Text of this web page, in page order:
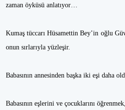
zaman öyküsü anlatıyor…
Kumaş tüccarı Hüsamettin Bey’in oğlu
onun sırlarıyla yüzleşir.
Babasının annesinden başka iki eşi daha
Babasının eşlerini ve çocuklarını